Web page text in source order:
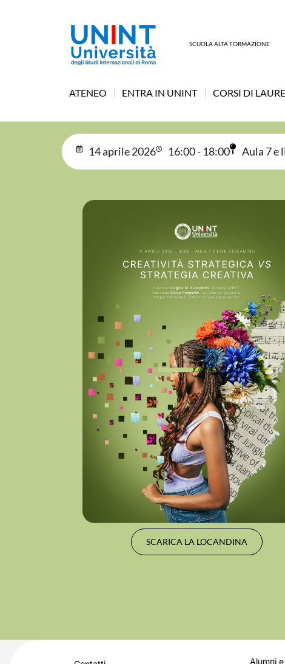
SCUOLA ALTA FORMAZIONE
ATENEO ENTRA IN UNINT CORSI DI
14 aprile 2026 16:00 - 18:00 Aula 7 e
SCARICA LA LOCANDINA
Alumni